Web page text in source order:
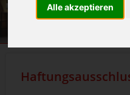
Alle akzeptieren